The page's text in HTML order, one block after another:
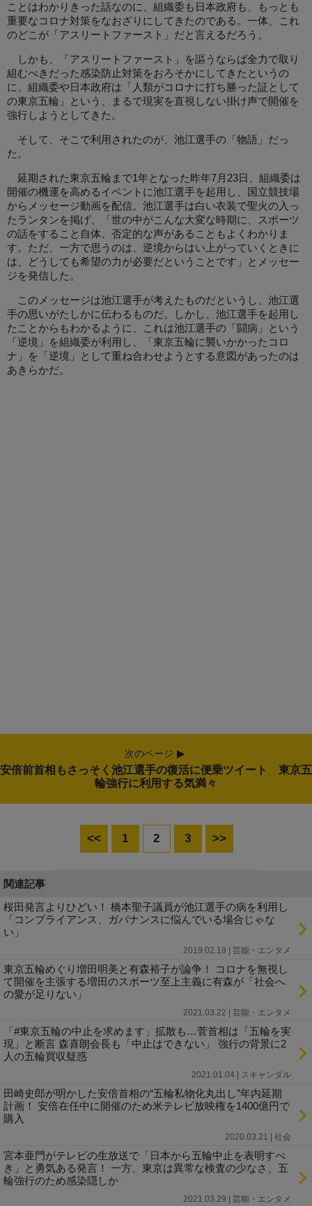
ことはわかりきった話なのに、組織委も日本政府も、もっとも
重要なコロナ対策をなおざりにしてきたのである。一体、これ
のどこが「アスリートファースト」だと言えるだろう。
しかも、「アスリートファースト」を謳うならば全力で取り
組むべきだった感染防止対策をおろそかにしてきたというの
に、組織委や日本政府は「人類がコロナに打ち勝った証として
の東京五輪」という、まるで現実を直視しない掛け声で開催を
強行しようとしてきた。
そして、そこで利用されたのが、池江選手の「物語」だっ
た。
延期された東京五輪まで1年となった昨年7月23日、組織委は
開催の機運を高めるイベントに池江選手を起用し、国立競技場
からメッセージ動画を配信。池江選手は白い衣装で聖火の入っ
たランタンを掲げ、「世の中がこんな大変な時期に、スポーツ
の話をすること自体、否定的な声があることもよくわかりま
す。ただ、一方で思うのは、逆境からはい上がっていくときに
は、どうしても希望の力が必要だということです」とメッセー
ジを発信した。
このメッセージは池江選手が考えたものだというし、池江選
手の思いがたしかに伝わるものだ。しかし、池江選手を起用し
たことからもわかるように、これは池江選手の「闘病」という
「逆境」を組織委が利用し、「東京五輪に襲いかかったコロ
ナ」を「逆境」として重ね合わせようとする意図があったのは
あきらかだ。
次のページ
安倍前首相もさっそく池江選手の復活に便乗ツイート 東京五
輪強行に利用する気満々
<< 1 2 3 >>
関連記事
桜田発言よりひどい！ 橋本聖子議員が池江選手の病を利用し
「コンプライアンス、ガバナンスに悩んでいる場合じゃな
い」
2019.02.19 | 芸能・エンタメ
東京五輪めぐり増田明美と有森裕子が論争！ コロナを無視し
て開催を主張する増田のスポーツ至上主義に有森が「社会へ
の愛が足りない」
2021.03.22 | 芸能・エンタメ
「#東京五輪の中止を求めます」拡散も…菅首相は「五輪を実
現」と断言 森喜朗会長も「中止はできない」 強行の背景に2
人の五輪買収疑惑
2021.01.04 | スキャンダル
田崎史郎が明かした安倍首相の“五輪私物化丸出し”年内延期
計画！ 安倍在任中に開催のため米テレビ放映権を1400億円で
購入
2020.03.21 | 社会
宮本亜門がテレビの生放送で「日本から五輪中止を表明すべ
き」と勇気ある発言！ 一方、東京は異常な検査の少なさ、五
輪強行のため感染隠しか
2021.03.29 | 芸能・エンタメ